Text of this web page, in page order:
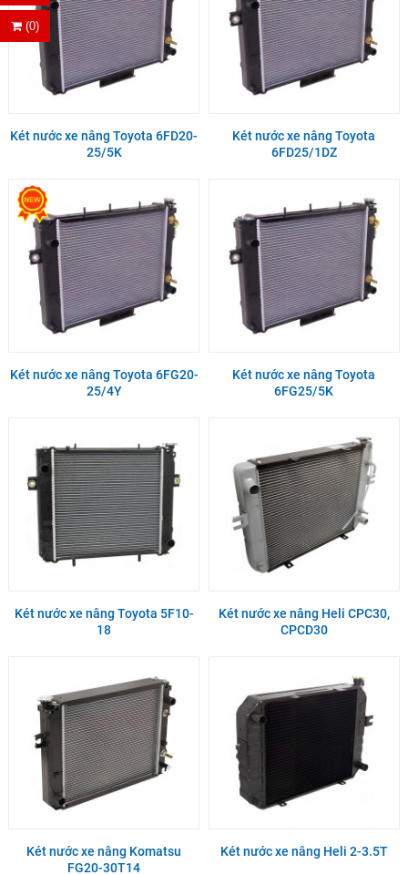
(0)
Két nước xe nâng Toyota 6FD20-
25/5K
Két nước xe nâng Toyota
6FD25/1DZ
Két nước xe nâng Toyota 6FG20-
25/4Y
Két nước xe nâng Toyota
6FG25/5K
Két nước xe nâng Toyota 5F10-
18
Két nước xe nâng Heli CPC30,
CPCD30
Két nước xe nâng Komatsu
FG20-30T14
Két nước xe nâng Heli 2-3.5T